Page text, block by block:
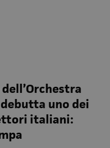
uno dei
italiani: